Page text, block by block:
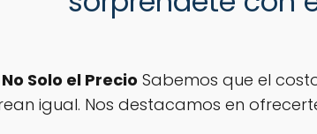
Solo el Precio Sabemos que el
igual. Nos destacamos en